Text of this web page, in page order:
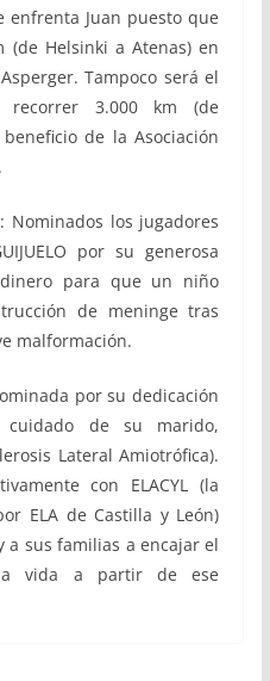
Juan puesto que
(de Helsinki a Atenas) en
Tampoco será el
3.000 km (de
de la Asociación
Nominados los jugadores
por su generosa
para que un niño
de meninge tras
malformación.
por su dedicación
de su marido,
Lateral Amiotrófica).
con ELACYL (la
ELA de Castilla y León)
a sus familias a encajar el
vida a partir de ese